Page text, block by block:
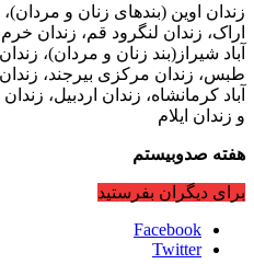
اراک، زندان لنگرود قم، زندان
آباد شیراز(بند زنان و مردان)،
طبس، زندان مرکزی بیرجند،
آباد کرمانشاه، زندان اردبیل،
و زندان ایلام
هفته صدوبیستم
برای دیگران بفرستید
Facebook
Twitter